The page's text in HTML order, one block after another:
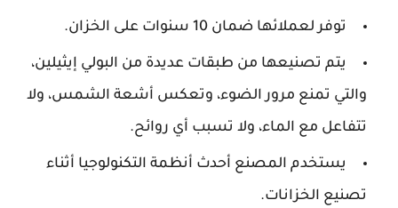
توفر لعملائها ضمان 10 سنوات على الخزان.
يتم تصنيعها من طبقات عديدة من البولي إيثيلين،
والتي تمنع مرور الضوء، وتعكس أشعة الشمس، ولا
تتفاعل مع الماء، ولا تسبب أي روائح.
يستخدم المصنع أحدث أنظمة التكنولوجيا أثناء
تصنيع الخزانات.